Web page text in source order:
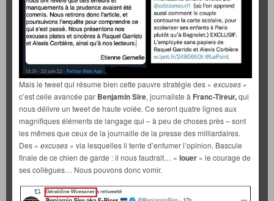
Mais le tweet qui résume bien cette pauvre stratégie des « excuses »
c’est celle avancée par Benjamin Sire, journaliste à Franc-Tireur,qui
nous délivre un tweet de haute volée. Ce seront quatre lignes aux
magnifiques éléments de langage qui – à peu de choses près – sont
les mêmes que ceux de la journaille de la presse des milliardaires.
Des « excuses » via lesquelles il tente d’enfumer l’opinion. Bascule
finale de ce chien de garde : il nous faudrait… « louer » le courage de
ses collègues… Nous pouvons donc vomir.